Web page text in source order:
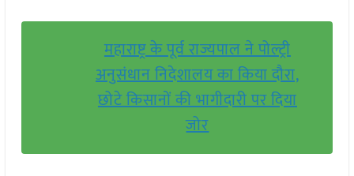
महाराष्ट्र के पूर्व राज्यपाल ने पोल्ट्री
अनुसंधान निदेशालय का किया दौरा,
छोटे किसानों की भागीदारी पर दिया
जोर